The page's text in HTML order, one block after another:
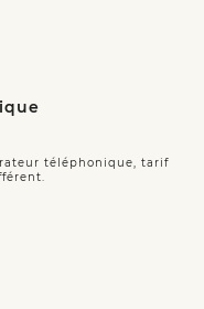
téléphonique, tarif